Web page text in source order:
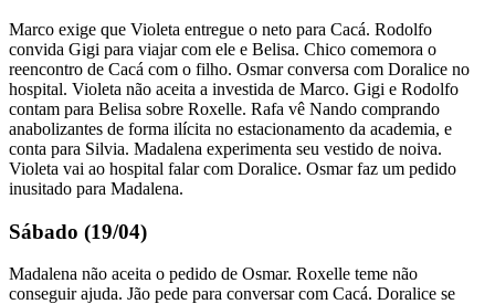
Marco exige que Violeta entregue o neto para Cacá. Rodolfo
convida Gigi para viajar com ele e Belisa. Chico comemora o
reencontro de Cacá com o filho. Osmar conversa com Doralice no
hospital. Violeta não aceita a investida de Marco. Gigi e Rodolfo
contam para Belisa sobre Roxelle. Rafa vê Nando comprando
anabolizantes de forma ilícita no estacionamento da academia, e
conta para Silvia. Madalena experimenta seu vestido de noiva.
Violeta vai ao hospital falar com Doralice. Osmar faz um pedido
inusitado para Madalena.
Sábado (19/04)
Madalena não aceita o pedido de Osmar. Roxelle teme não
conseguir ajuda. Jão pede para conversar com Cacá. Doralice se